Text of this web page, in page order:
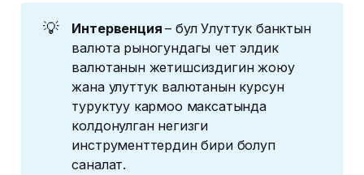
💡 Интервенция – бул Улуттук банктын
валюта рыногундагы чет элдик
валютанын жетишсиздигин жоюу
жана улуттук валютанын курсун
туруктуу кармоо максатында
колдонулган негизги
инструменттердин бири болуп
саналат.